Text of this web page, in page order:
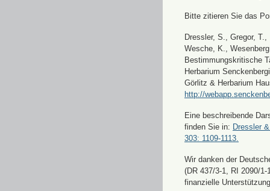
Bitte zitieren Sie das
Dressler, S., Gregor,
Wesche, K.,
Bestimmungskritische
Herbarium
Görlitz & Herbarium
http://
Eine beschreibende
finden Sie in: Dressler
303: 1109-1113.
Wir danken der
(DR 437/3-1, RI 2090/
finanzielle